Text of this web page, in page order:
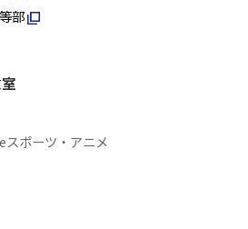
部
スポーツ・アニメ